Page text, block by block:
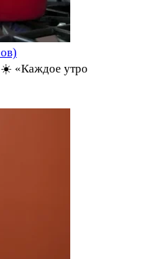
☀️ «Каждое утро